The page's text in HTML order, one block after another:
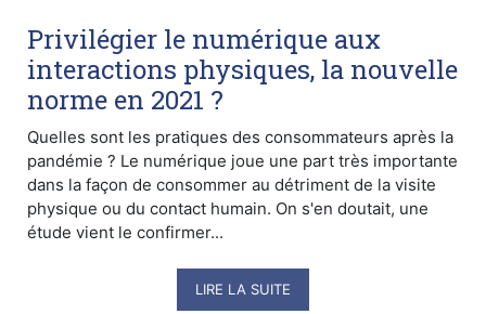
Privilégier le numérique aux
interactions physiques, la nouvelle
norme en 2021 ?
Quelles sont les pratiques des consommateurs après la
pandémie ? Le numérique joue une part très importante
dans la façon de consommer au détriment de la visite
physique ou du contact humain. On s'en doutait, une
étude vient le confirmer...
LIRE LA SUITE